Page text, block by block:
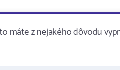
máte z nejakého dôvodu